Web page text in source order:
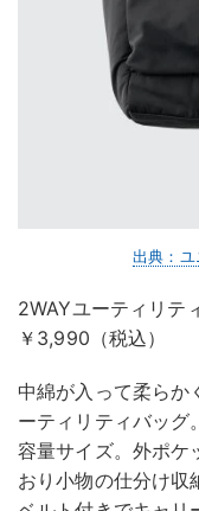
出典：
2WAYユーティリテ
￥3,990（税込）
中綿が入って柔らか
ーティリティバッグ
容量サイズ。外ポケ
おり小物の仕分け収